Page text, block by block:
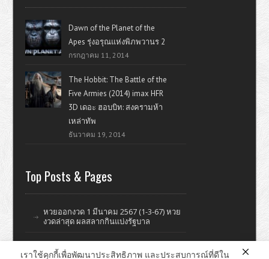
Dawn of the Planet of the
Apes รุ่งอรุณแห่งพิภพวานร 2
กรกฎาคม 11, 2014
The Hobbit: The Battle of the
Five Armies (2014) imax HFR
3D เดอะ ฮอบบิท: สงครามห้า
เหล่าทัพ
ธันวาคม 19, 2014
Top Posts & Pages
หวยออกงวด 1 มีนาคม 2567 (1-3-67) หวย
งวดล่าสุด ผลสลากกินแบ่งรัฐบาล
เราใช้คุกกี้เพื่อพัฒนาประสิทธิภาพ และประสบการณ์ที่ดีใน